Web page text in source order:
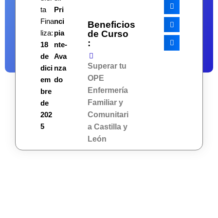
ta
Fina
liza:
18
de
dici
em
bre
de
202
5
Pri
nci
pia
nte-
Ava
nza
do
Beneficios
de Curso
:
Superar tu
OPE
Enfermería
Familiar y
Comunitari
a Castilla y
León